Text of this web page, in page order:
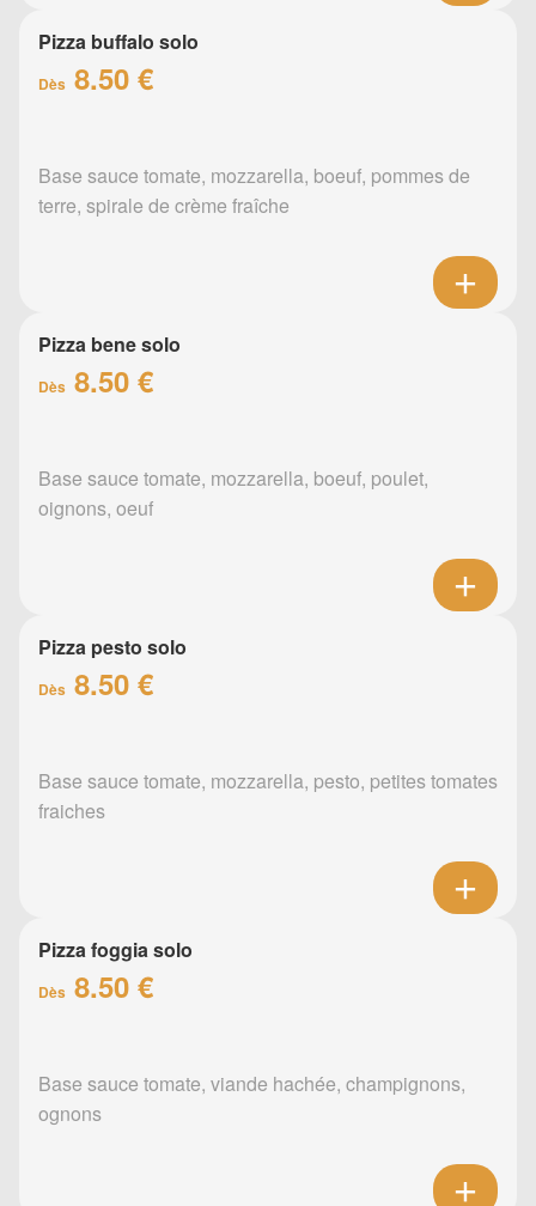
Pizza buffalo solo
Dès 8.50 €
Base sauce tomate, mozzarella, boeuf, pommes de
terre, spirale de crème fraîche
Pizza bene solo
Dès 8.50 €
Base sauce tomate, mozzarella, boeuf, poulet,
oignons, oeuf
Pizza pesto solo
Dès 8.50 €
Base sauce tomate, mozzarella, pesto, petites tomates
fraiches
Pizza foggia solo
Dès 8.50 €
Base sauce tomate, viande hachée, champignons,
ognons